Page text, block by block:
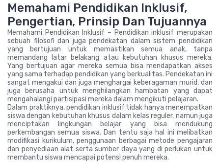
Memahami Pendidikan Inklusif,
Pengertian, Prinsip Dan Tujuannya
Memahami Pendidikan Inklusif – Pendidikan inklusif merupakan
sebuah filosofi dan juga pendekatan dalam sistem pendidikan
yang bertujuan untuk memastikan semua anak, tanpa
memandang latar belakang atau kebutuhan khusus mereka.
Yang bertujuan agar mereka semua bisa mendapatkan akses
yang sama terhadap pendidikan yang berkualitas. Pendekatan ini
sangat mengakui dan juga menghargai keberagaman murid, dan
juga berusaha untuk menghilangkan hambatan yang dapat
mengahalangi partisipasi mereka dalam mengikuti pelajaran.
Dalam praktiknya, pendidikan inklusif tidak hanya menempatkan
siswa dengan kebutuhan khusus dalam kelas reguler, namun juga
menciptakan lingkungan belajar yang bisa mendukung
perkembangan semua siswa. Dan tentu saja hal ini melibatkan
modifikasi kurikulum, penggunaan berbagai metode pengajaran
dan penyediaan alat serta sumber daya yang di perlukan untuk
membantu siswa mencapai potensi penuh mereka.